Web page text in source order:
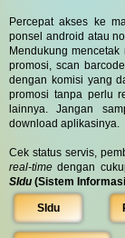
Percepat akses ke
ponsel android atau
Mendukung
promosi, scan
dengan komisi yang
promosi tanpa perlu
lainnya. Jangan
download aplikasinya.
Cek status servis,
real-time dengan
SIdu (Sistem
SIdu